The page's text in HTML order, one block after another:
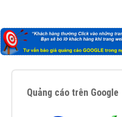
Quảng cáo trên Google